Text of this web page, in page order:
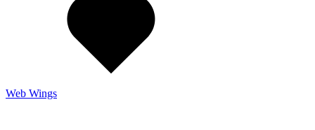
Web Wings